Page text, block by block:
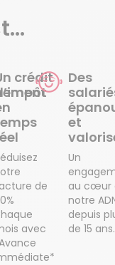
crédit
de
avec
Des
et
Un
au cœur
notre
depuis
de 15 ans.